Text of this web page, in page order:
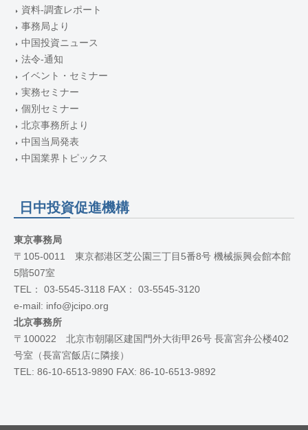
資料-調査レポート
事務局より
中国投資ニュース
法令-通知
イベント・セミナー
実務セミナー
個別セミナー
北京事務所より
中国当局発表
中国業界トピックス
日中投資促進機構
東京事務局
〒105-0011 東京都港区芝公園三丁目5番8号 機械振興会館本館
5階507室
TEL： 03-5545-3118 FAX： 03-5545-3120
e-mail: info@jcipo.org
北京事務所
〒100022 北京市朝陽区建国門外大街甲26号 長富宮弁公楼402
号室（長富宮飯店に隣接）
TEL: 86-10-6513-9890 FAX: 86-10-6513-9892